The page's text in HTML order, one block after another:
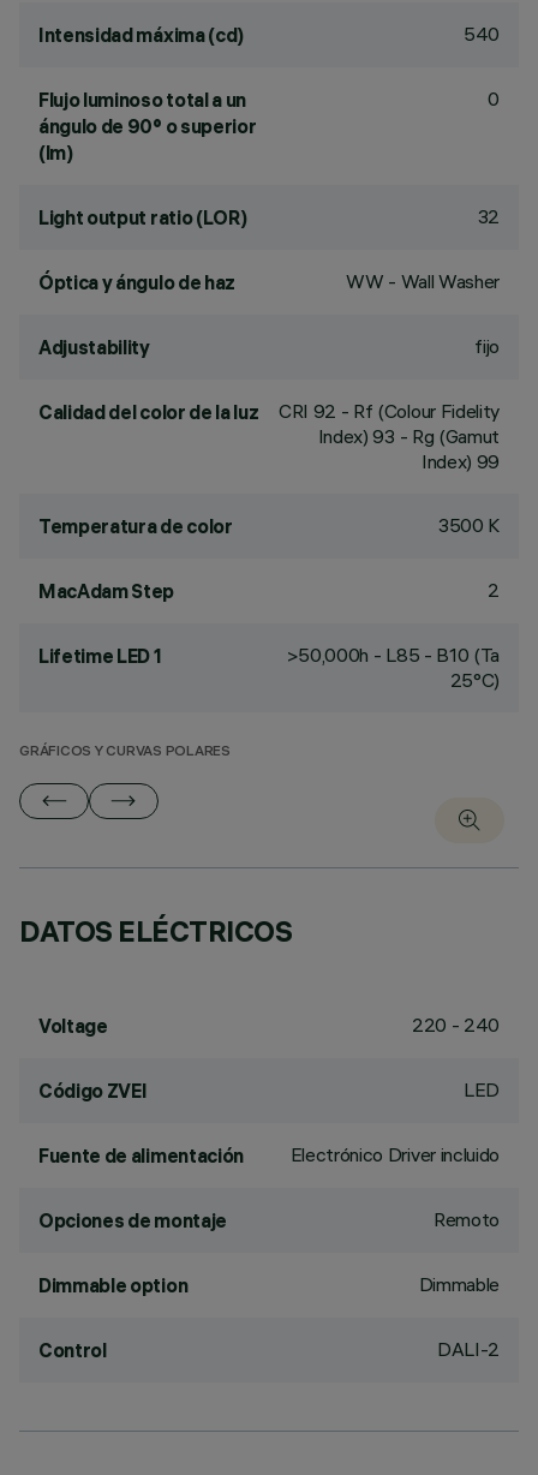
Intensidad máxima (cd) 540
Flujo luminoso total a un
ángulo de 90° o superior
(lm)
0
Light output ratio (LOR) 32
Óptica y ángulo de haz WW - Wall Washer
Adjustability fijo
Calidad del color de la luz CRI 92 - Rf (Colour Fidelity
Index) 93 - Rg (Gamut
Index) 99
Temperatura de color 3500 K
MacAdam Step 2
Lifetime LED 1
>50,000h - L85 - B10 (Ta
25°C)
GRÁFICOS Y CURVAS POLARES
DATOS ELÉCTRICOS
Voltage 220 - 240
Código ZVEI LED
Fuente de alimentación Electrónico Driver incluido
Opciones de montaje Remoto
Dimmable option Dimmable
Control DALI-2